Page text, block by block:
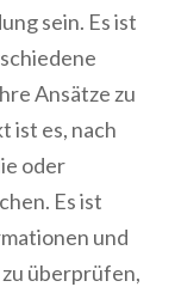
sein. Es ist
Ansätze zu
ist es, nach
oder
Es ist
und
überprüfen,